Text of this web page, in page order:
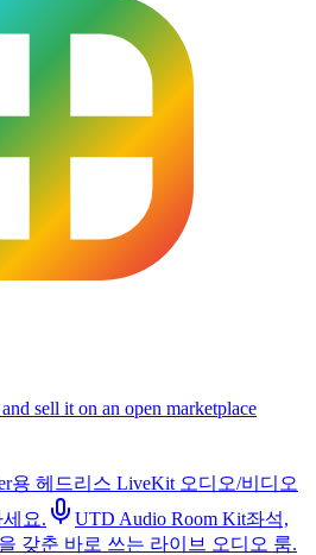
sell it on an open marketplace
용 헤드리스 LiveKit 오디오/비디오
요.
UTD Audio Room Kit좌석,
갖춘 바로 쓰는 라이브 오디오 룸.